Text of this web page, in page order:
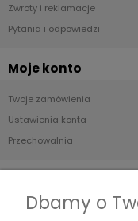
Zwroty i reklamacje
Pytania i odpowiedzi
Moje konto
Twoje zamówienia
Ustawienia konta
Przechowalnia
Formy płatności
Dbamy o